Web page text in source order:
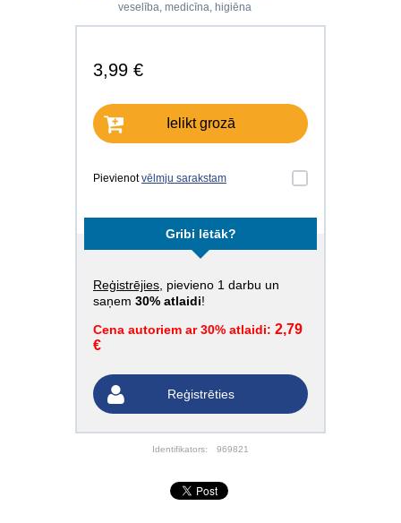
veselība, medicīna, higiēna
3,99 €
Ielikt grozā
Pievienotvēlmju sarakstam
Gribi lētāk?
Reģistrējies , pievieno 1 darbu un
saņem 30% atlaidi!
Cena autoriem ar 30% atlaidi: 2,79
€
Reģistrēties
Identifikators: 969821